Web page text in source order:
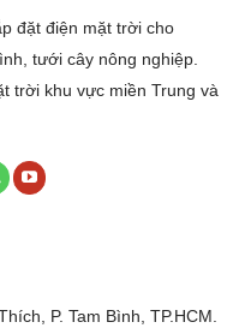
đặt điện mặt trời cho
tưới cây nông nghiệp.
trời khu vực miền Trung và
P. Tam Bình, TP.HCM.